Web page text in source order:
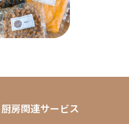
厨房関連サービス